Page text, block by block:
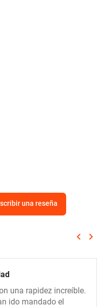
una reseña
keyboard_arrow_left keyboard_arrow_right
una rapidez increíble.
ido mandado el